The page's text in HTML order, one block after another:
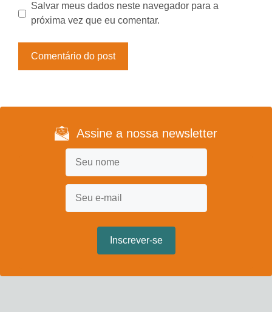
Salvar meus dados neste navegador para a
próxima vez que eu comentar.
Assine a nossa newsletter